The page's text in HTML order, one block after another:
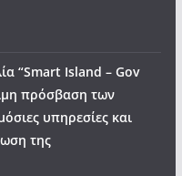
“Smart Island – Gov
πρόσβαση των
υπηρεσίες και
της